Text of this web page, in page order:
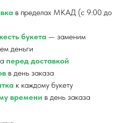
в пределах МКАД (с 9:00 до
букета — заменим
деньги
перед доставкой
в день заказа
к каждому букету
времени в день заказа